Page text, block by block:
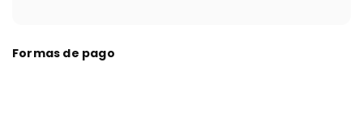
Formas de pago